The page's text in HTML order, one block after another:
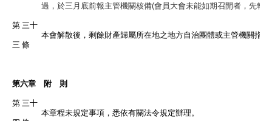
過，於三月底前報主管機關核備(會員大會未能如期召開者，先報
第 三十
三 條
本會解散後，剩餘財產歸屬所在地之地方自治團體或主管機關指
第六章 附 則
第 三十
本章程未規定事項，悉依有關法令規定辦理。